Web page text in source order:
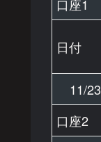
口座1
日付
11/23
口座2